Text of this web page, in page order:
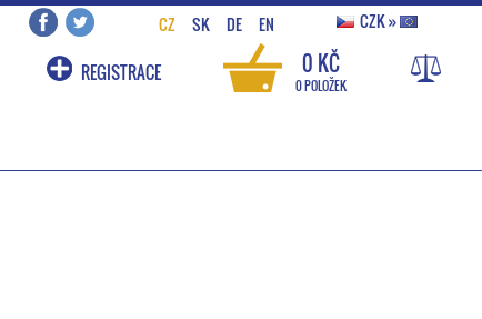
CZ SK DE EN CZK»
REGISTRACE 0 KČ
0 POLOŽEK